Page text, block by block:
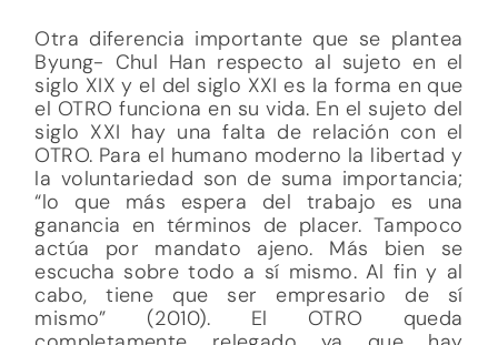
Otra diferencia importante que se plantea
Byung- Chul Han respecto al sujeto en el
siglo XIX y el del siglo XXI es la forma en que
el OTRO funciona en su vida. En el sujeto del
siglo XXI hay una falta de relación con el
OTRO. Para el humano moderno la libertad y
la voluntariedad son de suma importancia;
“lo que más espera del trabajo es una
ganancia en términos de placer. Tampoco
actúa por mandato ajeno. Más bien se
escucha sobre todo a sí mismo. Al fin y al
cabo, tiene que ser empresario de sí
mismo” (2010). El OTRO queda